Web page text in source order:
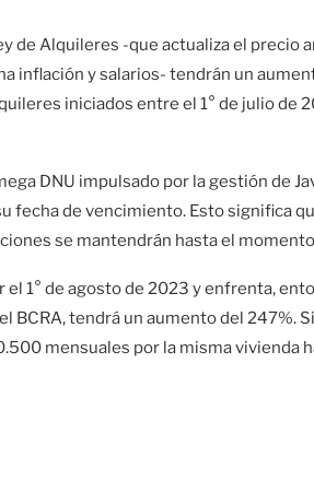
de Alquileres -que actualiza el precio
inflación y salarios- tendrán un
iniciados entre el 1° de julio de
DNU impulsado por la gestión de
fecha de vencimiento. Esto significa
se mantendrán hasta el
el 1° de agosto de 2023 y enfrenta,
BCRA, tendrá un aumento del 247%.
mensuales por la misma vivienda